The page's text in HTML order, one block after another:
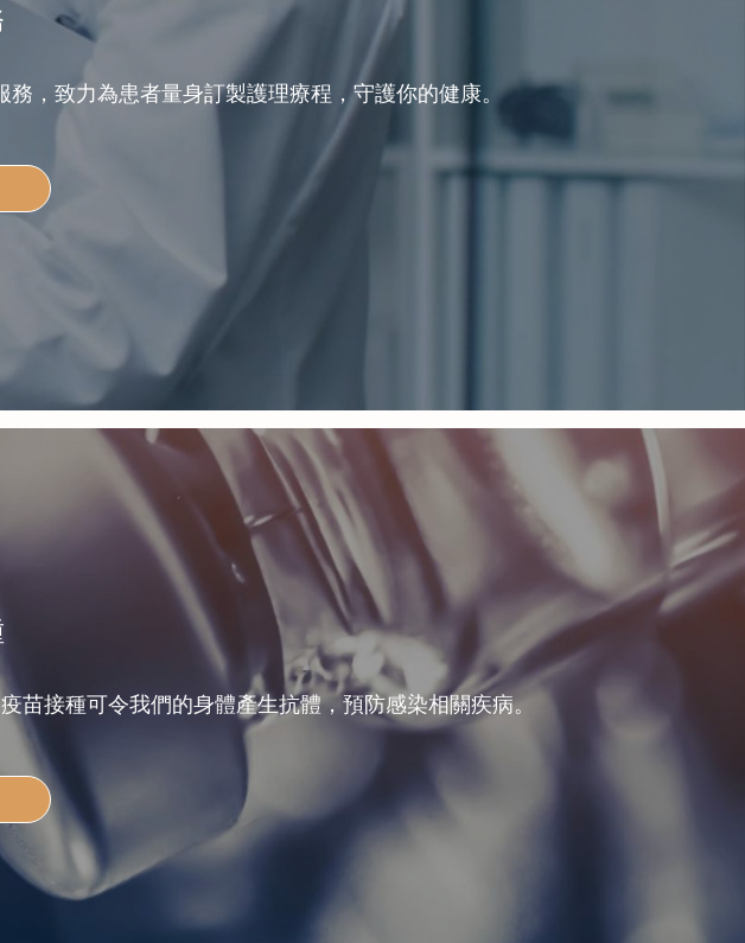
，致力為患者量身訂製護理療程，守護你的健康。
苗接種可令我們的身體產生抗體，預防感染相關疾病。